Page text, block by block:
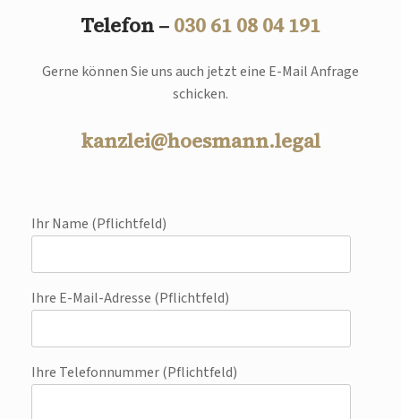
Telefon – 030 61 08 04 191
Gerne können Sie uns auch jetzt eine E-Mail Anfrage
schicken.
kanzlei@hoesmann.legal
Ihr Name (Pflichtfeld)
Ihre E-Mail-Adresse (Pflichtfeld)
Ihre Telefonnummer (Pflichtfeld)